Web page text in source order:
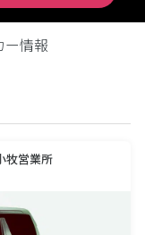
ー情報
牧営業所